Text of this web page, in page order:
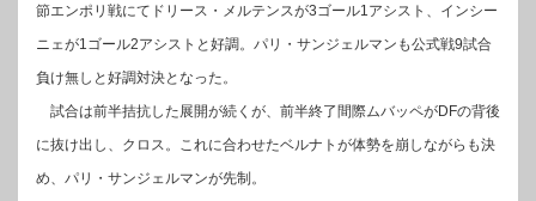
節エンポリ戦にてドリース・メルテンスが3ゴール1アシスト、インシー
ニェが1ゴール2アシストと好調。パリ・サンジェルマンも公式戦9試合
負け無しと好調対決となった。
試合は前半拮抗した展開が続くが、前半終了間際ムバッペがDFの背後
に抜け出し、クロス。これに合わせたベルナトが体勢を崩しながらも決
め、パリ・サンジェルマンが先制。